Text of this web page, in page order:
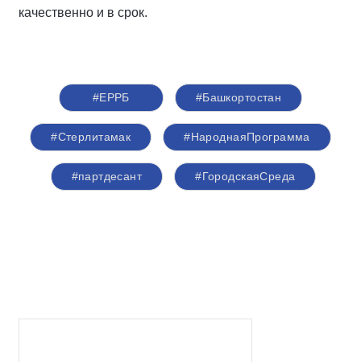
качественно и в срок.
#ЕРРБ #Башкортостан
#Стерлитамак #НароднаяПрограмма
#партдесант #ГородскаяСреда